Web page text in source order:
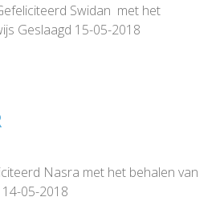
Swidan met het
Geslaagd 15-05-2018
Nasra met het behalen van
05-2018